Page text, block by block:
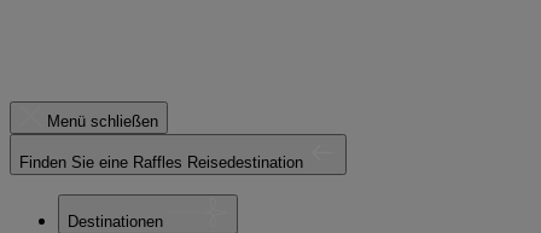
Menü schließen
Finden Sie eine Raffles Reisedestination
Destinationen